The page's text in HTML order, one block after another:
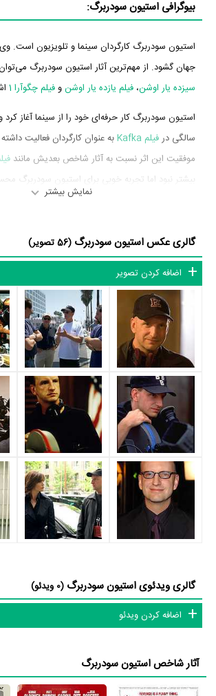
بیوگرافی استیون سودربرگ:
جهان گشود. از مهم‌ترین آثار استیون سودربرگ می‌توان
سیزده یار اوشن، فیلم یازده یار اوشنوفیلم چگوآرا 1
سالگی درفیلم Kafka
به عنوان کارگردان فعالیت
موفقیت این اثر نسبت به آثار شاخص بعدیش مانند
بیشتر نبود اما تجربه خوبی برای استیون سودربرگ
جرمی آیرونز Joel
استیون سودربرگ در سال 1386 دوره‌ی
تلویزیون گذراند و در تولید اثر مهمی حضور داشته
سودربرگ در این سال، فعالیت درفیلم سیزده یار اوشن
محسوب می‌شود.
شاید یکی از مهم‌ترین بخش‌های بیوگرافی استیون
فیلم سیزده یار اوشن
سالگی
فیلم سیزده یار اوشنرا کارگردانی کرد که
اهالی فضای سینما مطرح کند. از استیون سودربرگ
برای کارگردانی درفیلم سیزده یار اوشن
و همکاریش با
اعلام رضایت کرده است. استیون سودربرگ توانست با
سیزده یار اوشنتجربه حرفه‌ای موفقی برای خود رقم
بازیگرانی نظیرجرج کلونی ،برد پیت،مت دیمون
توانست سطح کاری او را متحول کند.
استیون سودربرگ علاوه‌بر فیلم سیزده یار اوشن، سال 1380 در 39 سالگی
هنرمندانی چون جرج کلونی برد پیت، جولیا رابرتس
همکاری داشت.
با اینکه استیون سودربرگ را بیشتر بعنوان کارگردان
به‌عنوان نویسنده و بازیگر نیز در سینما و تلویزیون
مهم‌ترین آثار استیون سودربرگ در حرفه‌ی نویسنده،
نمایش بیشتر
گالری عکس استیون سودربرگ (56 تصویر)
اضافه کردن تصویر
گالری ویدئوی استیون سودربرگ (0 ویدئو)
اضافه کردن ویدئو
آثار شاخص استیون سودربرگ